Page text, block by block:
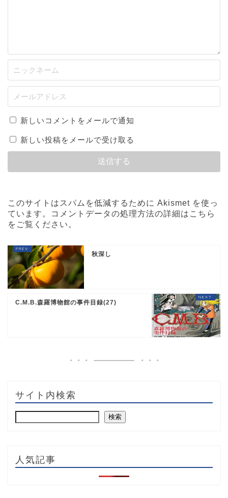
新しいコメントをメールで通知
新しい投稿をメールで受け取る
このサイトはスパムを低減するために Akismet を使っ
ています。
コメントデータの処理方法の詳細はこちら
をご覧ください 。
秋深し
C.M.B.森羅博物館の事件目録(27)
サイト内検索
検索
人気記事